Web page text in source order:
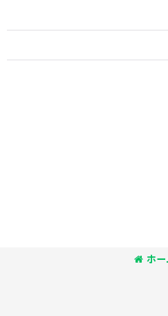
ホー